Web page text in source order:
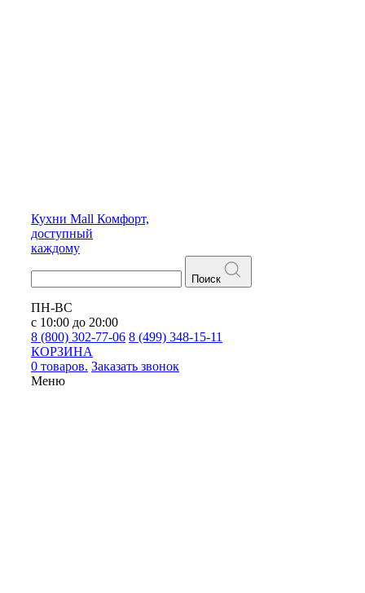
Кухни Mall Комфорт,
доступный
каждому
Поиск
ПН-ВС
с 10:00 до 20:00
8 (800) 302-77-06 8 (499) 348-15-11
КОРЗИНА
0 товаров. Заказать звонок
Меню